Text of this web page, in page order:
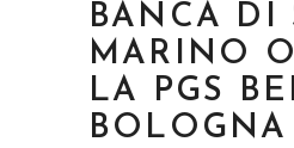
BANCA DI
MARINO
LA PGS
BOLOGNA